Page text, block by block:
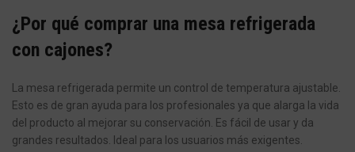
¿Por qué comprar una mesa refrigerada
con cajones?
La mesa refrigerada permite un control de temperatura ajustable.
Esto es de gran ayuda para los profesionales ya que alarga la vida
del producto al mejorar su conservación. Es fácil de usar y da
grandes resultados. Ideal para los usuarios más exigentes.